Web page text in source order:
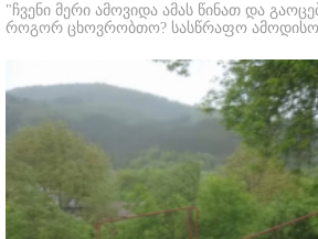
"ჩვენი მერი ამოვიდა ამას წინათ და
როგორ ცხოვრობთო? სასწრაფო